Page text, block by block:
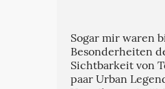
Sogar mir waren
Besonderheiten
Sichtbarkeit von
paar Urban